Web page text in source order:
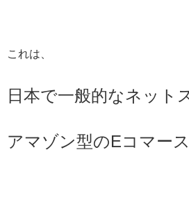
これは、
日本で一般的なネット
アマゾン型のEコマース